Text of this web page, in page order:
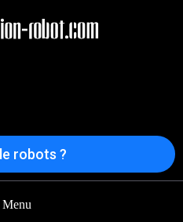
robots ?
Menu